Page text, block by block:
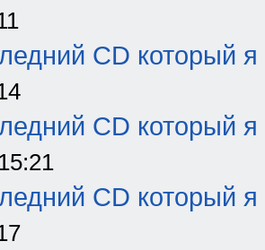
CD который я
CD который я
CD который я